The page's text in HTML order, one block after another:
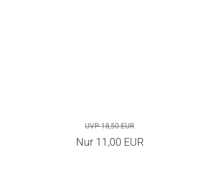
UVP 18,50 EUR
Nur 11,00 EUR